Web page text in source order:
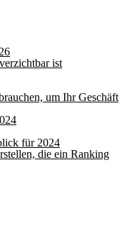
ist
um Ihr Geschäft
für 2024
die ein Ranking